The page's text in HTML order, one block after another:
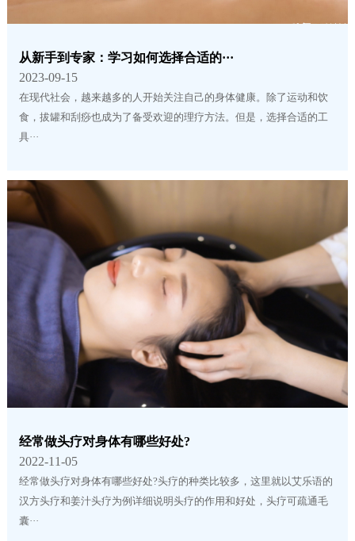
从新手到专家：学习如何选择合适的···
2023-09-15
在现代社会，越来越多的人开始关注自己的身体健康。除了运动和饮
食，拔罐和刮痧也成为了备受欢迎的理疗方法。但是，选择合适的工
具···
经常做头疗对身体有哪些好处?
2022-11-05
经常做头疗对身体有哪些好处?头疗的种类比较多，这里就以艾乐语的
汉方头疗和姜汁头疗为例详细说明头疗的作用和好处，头疗可疏通毛
囊···